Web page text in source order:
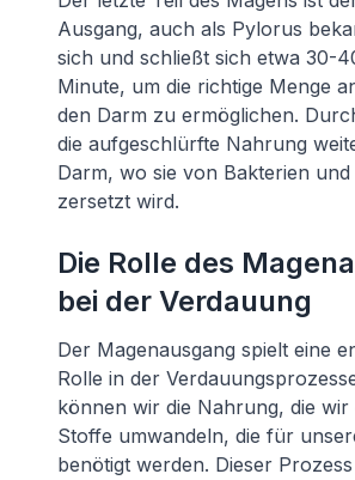
Ausgang, auch als Pylorus
sich und schließt sich etwa 30-
Minute, um die richtige Menge
den Darm zu ermöglichen.
die aufgeschlürfte Nahrung
Darm, wo sie von Bakterien und
zersetzt wird.
Die Rolle des
bei der Verdauung
Der Magenausgang spielt eine
Rolle in der
können wir die Nahrung, die wir
Stoffe umwandeln, die für
benötigt werden. Dieser